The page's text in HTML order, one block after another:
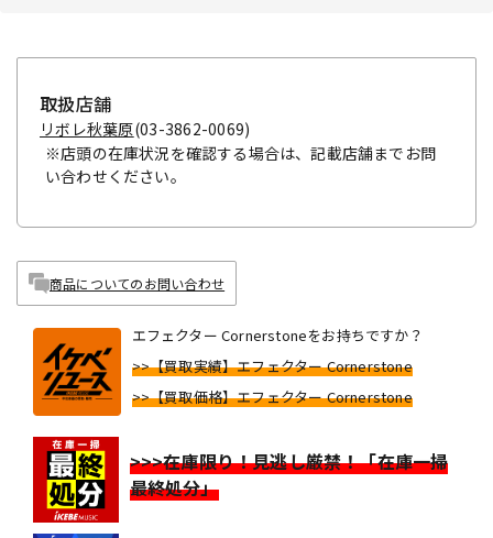
取扱店舗
リボレ秋葉原(03-3862-0069)
※店頭の在庫状況を確認する場合は、記載店舗までお問
い合わせください。
商品についてのお問い合わせ
エフェクター Cornerstoneをお持ちですか？
>>【買取実績】エフェクター Cornerstone
>>【買取価格】エフェクター Cornerstone
>>>在庫限り！見逃し厳禁！「在庫一掃
最終処分」